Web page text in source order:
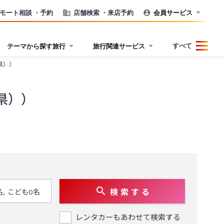
ート相談 ・予約 店舗検索 ・来店予約 会員サービス
テーマから探す旅行 旅行関連サービス すべて
）
）
検 索 す る
レンタカーもあわせて検索する